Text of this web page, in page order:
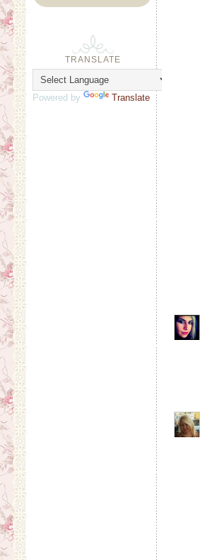
TRANSLATE
Powered by Translate